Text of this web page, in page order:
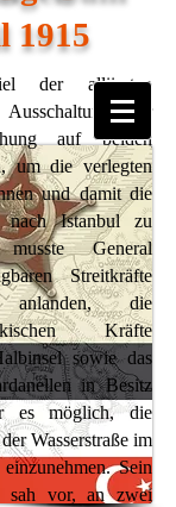
1915
der alliierten
der
auf beiden
um die verlegten
und damit die
nach Istanbul zu
General
Streitkräfte
anlanden, die
Kräfte
sowie das
in Besitz
es möglich, die
Wasserstraße im
Sein
sah vor, an zwei